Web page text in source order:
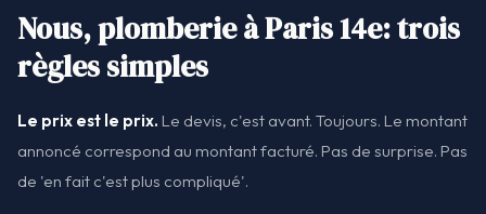
Nous, plomberie à Paris 14e: trois
règles simples
Le prix est le prix. Le devis, c'est avant. Toujours. Le montant
annoncé correspond au montant facturé. Pas de surprise. Pas
de 'en fait c'est plus compliqué'.